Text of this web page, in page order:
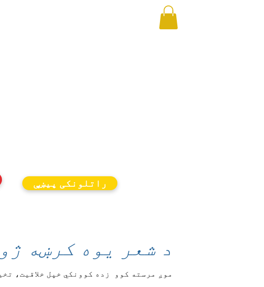
راتلونکی پیښې
د شعر یوه کرښه
موږ مرسته کوو زده کوونکي خپل خلاقیت،